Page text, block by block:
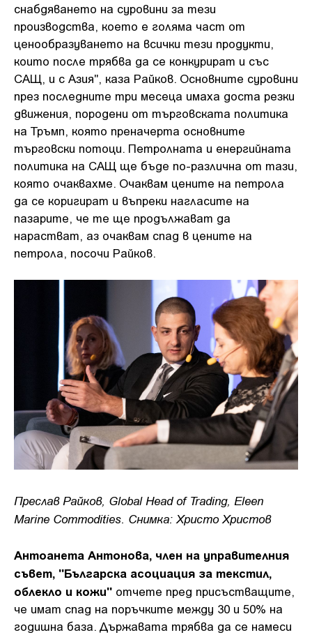
снабдяването на суровини за тези
производства, което е голяма част от
ценообразуването на всички тези продукти,
които после трябва да се конкурират и със
САЩ, и с Азия", каза Райков. Основните суровини
през последните три месеца имаха доста резки
движения, породени от търговската политика
на Тръмп, която преначерта основните
търговски потоци. Петролната и енергийната
политика на САЩ ще бъде по-различна от тази,
която очаквахме. Очаквам цените на петрола
да се коригират и въпреки нагласите на
пазарите, че те ще продължават да
нарастват, аз очаквам спад в цените на
петрола, посочи Райков.
Преслав Райков, Global Head of Trading, Eleen
Marine Commodities. Снимка: Христо Христов
Антоанета Антонова, член на управителния
съвет, "Българска асоциация за текстил,
облекло и кожи" отчете пред присъстващите,
че имат спад на поръчките между 30 и 50% на
годишна база. Държавата трябва да се намеси